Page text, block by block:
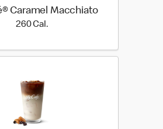
Caramel Macchiato
260 Cal.260 Cal.